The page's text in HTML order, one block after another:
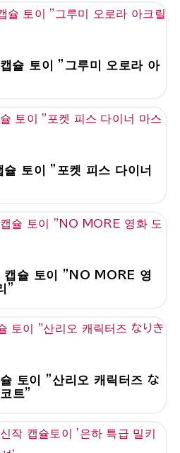
슐 토이 "그루미 오로라 아
토이 "포켓 피스 다이너
캡슐 토이 "NO MORE 영
"
토이 "산리오 캐릭터즈 な
트"